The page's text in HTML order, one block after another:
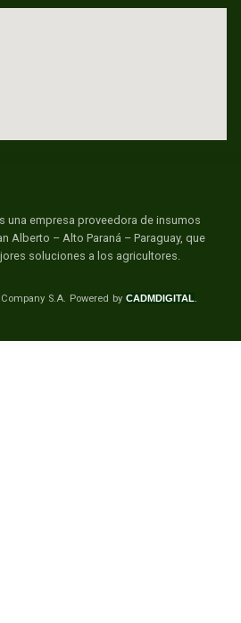
una empresa proveedora de insumos
Alberto – Alto Paraná – Paraguay, que
soluciones a los agricultores.
S.A. Powered byCADMDIGITAL.